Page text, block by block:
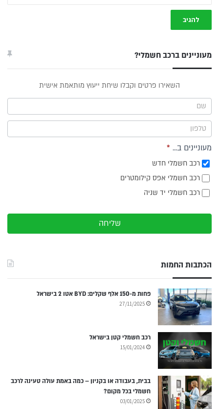
מעוניינים ברכב חשמלי?
תפריט
צד
השאירו פרטים וקבלו שיחת ייעוץ מותאמת אישית
מעוניינים ב... *
רכב חשמלי חדש
רכב חשמלי אפס קילומטרים
רכב חשמלי יד שניה
שליחה
הכתבות החמות
פחות מ-150 אלף שקלים: BYD אטו 2 בישראל
27/11/2025
רכב חשמלי קטן בישראל
15/01/2024
בבית, בעבודה או בקניון – כמה באמת עולה טעינה לרכב
חשמלי בכל מקום?
03/01/2025